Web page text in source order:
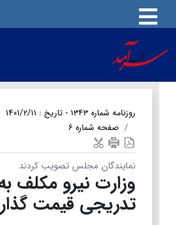
روزنامه شماره ۱۳۴۳ - تاریخ : ۱۴۰۱/۲/۱۱
صفحه شماره ۶
نمایندگان مجلس تصویب کردند
وزارت نیرو مکلف
تدریجی قیمت